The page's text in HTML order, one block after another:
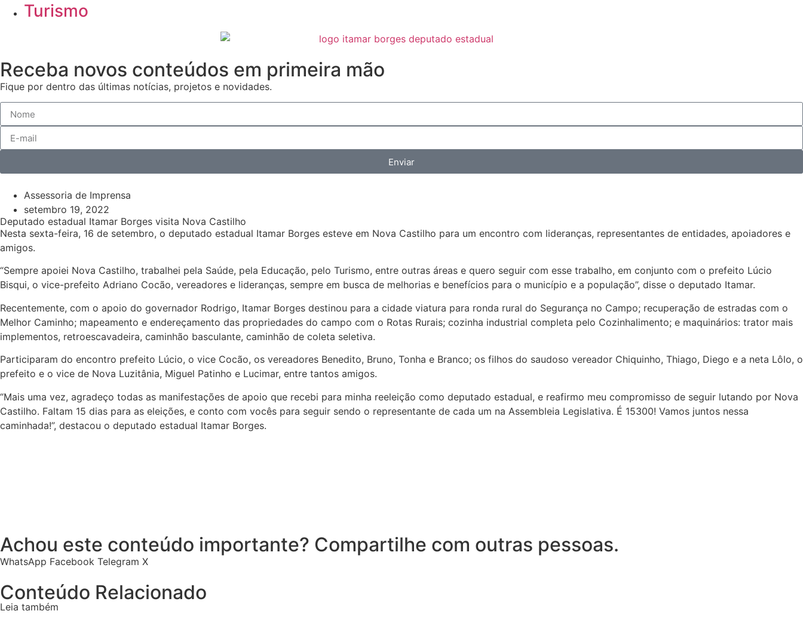
Turismo
Receba novos conteúdos em primeira mão
Fique por dentro das últimas notícias, projetos e novidades.
Enviar
Assessoria de Imprensa
setembro 19, 2022
Deputado estadual Itamar Borges visita Nova Castilho
Nesta sexta-feira, 16 de setembro, o deputado estadual Itamar Borges esteve em Nova Castilho para um encontro com lideranças, representantes de entidades, apoiadores e
amigos.
“Sempre apoiei Nova Castilho, trabalhei pela Saúde, pela Educação, pelo Turismo, entre outras áreas e quero seguir com esse trabalho, em conjunto com o prefeito Lúcio
Bisqui, o vice-prefeito Adriano Cocão, vereadores e lideranças, sempre em busca de melhorias e benefícios para o município e a população”, disse o deputado Itamar.
Recentemente, com o apoio do governador Rodrigo, Itamar Borges destinou para a cidade viatura para ronda rural do Segurança no Campo; recuperação de estradas com o
Melhor Caminho; mapeamento e endereçamento das propriedades do campo com o Rotas Rurais; cozinha industrial completa pelo Cozinhalimento; e maquinários: trator mais
implementos, retroescavadeira, caminhão basculante, caminhão de coleta seletiva.
Participaram do encontro prefeito Lúcio, o vice Cocão, os vereadores Benedito, Bruno, Tonha e Branco; os filhos do saudoso vereador Chiquinho, Thiago, Diego e a neta Lôlo, o
prefeito e o vice de Nova Luzitânia, Miguel Patinho e Lucimar, entre tantos amigos.
“Mais uma vez, agradeço todas as manifestações de apoio que recebi para minha reeleição como deputado estadual, e reafirmo meu compromisso de seguir lutando por Nova
Castilho. Faltam 15 dias para as eleições, e conto com vocês para seguir sendo o representante de cada um na Assembleia Legislativa. É 15300! Vamos juntos nessa
caminhada!”, destacou o deputado estadual Itamar Borges.
Achou este conteúdo importante? Compartilhe com outras pessoas.
WhatsApp Facebook Telegram X
Conteúdo Relacionado
Leia também